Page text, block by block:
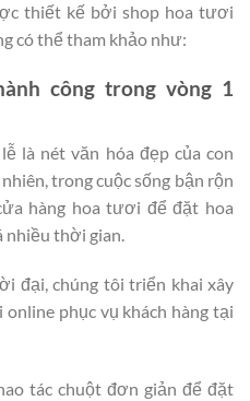
thiết kế bởi shop hoa tươi
có thể tham khảo như:
công trong vòng 1
là nét văn hóa đẹp của con
trong cuộc sống bận rộn
hàng hoa tươi để đặt hoa
nhiều thời gian.
đại, chúng tôi triển khai xây
phục vụ khách hàng tại
tác chuột đơn giản để đặt